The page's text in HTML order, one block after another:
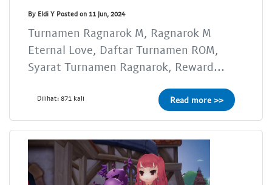
By Eldi Y Posted on 11 Jun, 2024
Turnamen Ragnarok M, Ragnarok M
Eternal Love, Daftar Turnamen ROM,
Syarat Turnamen Ragnarok, Reward...
Dilihat: 871 kali Read more >>